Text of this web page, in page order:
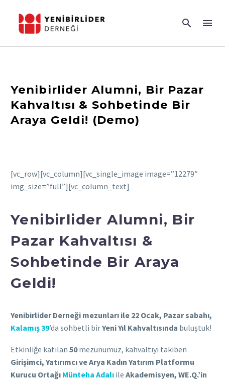
Yenibirlider Alumni, Bir Pazar
Kahvaltısı & Sohbetinde Bir
Araya Geldi! (Demo)
[vc_row][vc_column][vc_single_image image=”12279″
img_size=”full”][vc_column_text]
Yenibirlider Alumni, Bir
Pazar Kahvaltısı &
Sohbetinde Bir Araya
Geldi!
Yenibirlider Derneği mezunları ile 22 Ocak, Pazar sabahı,
Kalamış 39’da sohbetli birYeni Yıl Kahvaltısında buluştuk!
Etkinliğe katılan 50mezunumuz, kahvaltıyı takiben
Girişimci, Yatırımcı veArya Kadın Yatırım Platformu
Kurucu Ortağı Münteha Adalı ile Akademisyen, WE.Q.’in